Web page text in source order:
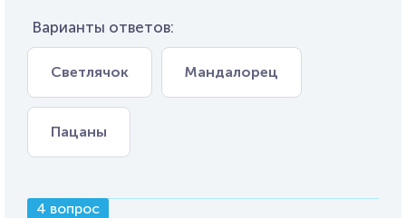
Варианты ответов:
Светлячок Мандалорец
Пацаны
4 вопрос